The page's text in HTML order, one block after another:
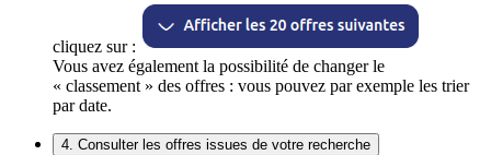
cliquez sur :
Vous avez également la possibilité de changer le
« classement » des offres : vous pouvez par exemple les trier
par date.
4. Consulter les offres issues de votre recherche